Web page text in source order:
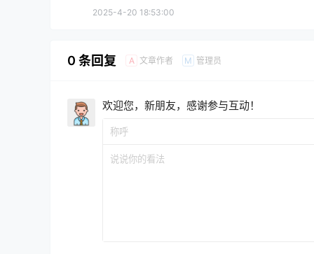
2025-4-20 18:53:00
0 条回复 A 文章作者 M 管理员
欢迎您，新朋友，感谢参与互动！